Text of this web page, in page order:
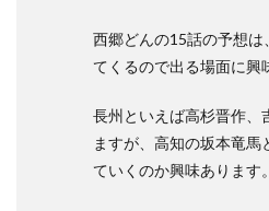
西郷どんの15話の予想
てくるので出る場面に興
長州といえば高杉晋作、
ますが、高知の坂本竜馬
ていくのか興味あります。